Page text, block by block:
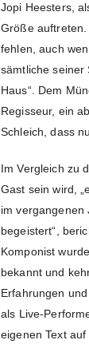
Jopi Heesters,
Größe
fehlen, auch
sämtliche seiner
Haus“. Dem
Regisseur, ein
Schleich, dass
Im Vergleich zu
Gast sein wird,
im vergangenen
begeistert“,
Komponist
bekannt und
Erfahrungen
als Live-
eigenen Text